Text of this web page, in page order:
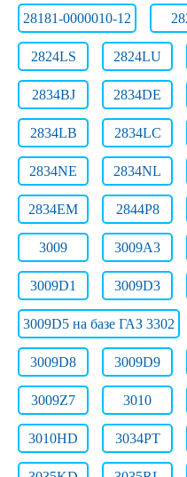
28181-0000010-12
2824LS 2824LU
2834BJ 2834DE
2834LB 2834LC
2834NE 2834NL
2834ЕМ 2844Р8
3009 3009A3
3009D1 3009D3
3009D5 на базе ГАЗ 3302
3009D8 3009D9
3009Z7 3010
3010HD 3034PT